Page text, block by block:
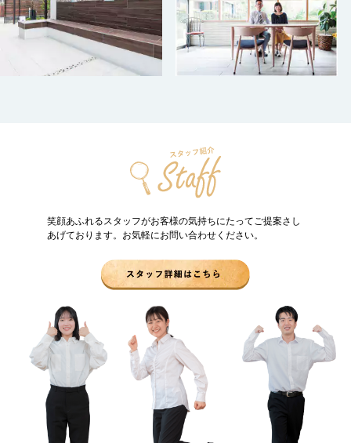
笑顔あふれるスタッフがお客様の気持ちにたってご提案さし
あげております。お気軽にお問い合わせください。